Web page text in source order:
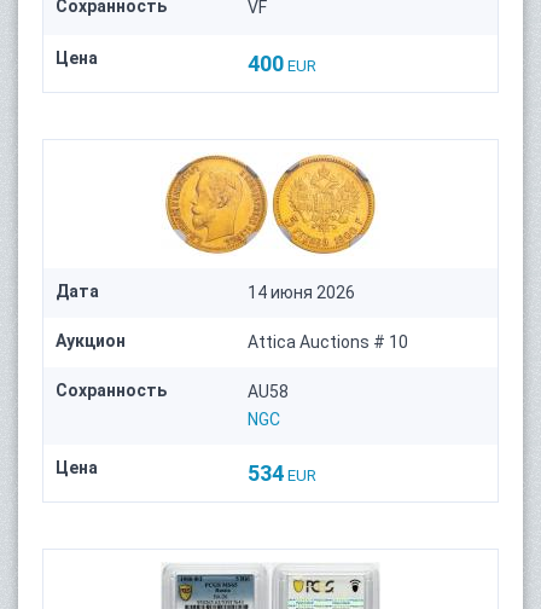
Сохранность VF
Цена 400 EUR
Дата 14 июня 2026
Аукцион Attica Auctions # 10
Сохранность
AU58
NGC
Цена 534 EUR